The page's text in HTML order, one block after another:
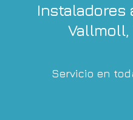
Instaladores
Vallmoll,
Servicio en